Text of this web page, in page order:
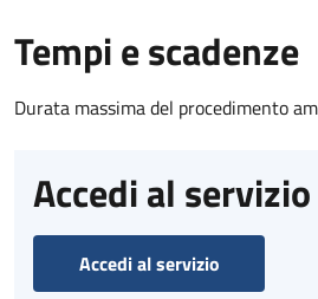
Tempi e scadenze
Durata massima del procedimento
Accedi al servizio
Accedi al servizio